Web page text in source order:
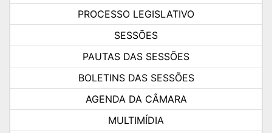
PROCESSO LEGISLATIVO
SESSÕES
PAUTAS DAS SESSÕES
BOLETINS DAS SESSÕES
AGENDA DA CÂMARA
MULTIMÍDIA